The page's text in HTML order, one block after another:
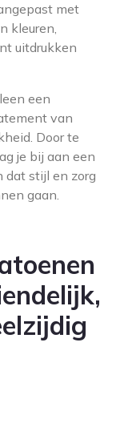
met
kleuren,
uitdrukken
een
van
Door te
je bij aan een
dat stijl en zorg
gaan.